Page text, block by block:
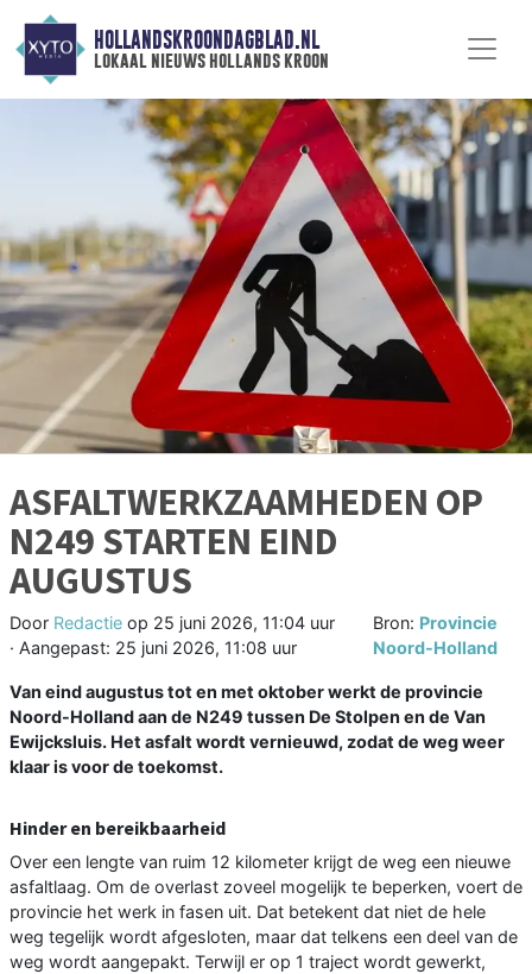
HOLLANDSKROONDAGBLAD.NL
lokaal nieuws hollands kroon
ASFALTWERKZAAMHEDEN OP
N249 STARTEN EIND
AUGUSTUS
Door Redactie op 25 juni 2026, 11:04 uur
· Aangepast: 25 juni 2026, 11:08 uur
Bron: Provincie
Noord-Holland
Van eind augustus tot en met oktober werkt de provincie
Noord-Holland aan de N249 tussen De Stolpen en de Van
Ewijcksluis. Het asfalt wordt vernieuwd, zodat de weg weer
klaar is voor de toekomst.
Hinder en bereikbaarheid
Over een lengte van ruim 12 kilometer krijgt de weg een nieuwe
asfaltlaag. Om de overlast zoveel mogelijk te beperken, voert de
provincie het werk in fasen uit. Dat betekent dat niet de hele
weg tegelijk wordt afgesloten, maar dat telkens een deel van de
weg wordt aangepakt. Terwijl er op 1 traject wordt gewerkt,